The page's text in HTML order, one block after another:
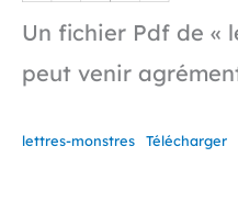
Un fichier Pdf de «
peut venir
lettres-monstres Télécharger